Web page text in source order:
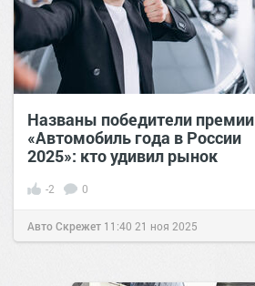
Названы победители премии
«Автомобиль года в России
2025»: кто удивил рынок
-2 0
Авто Скрежет 11:40 21 ноя 2025